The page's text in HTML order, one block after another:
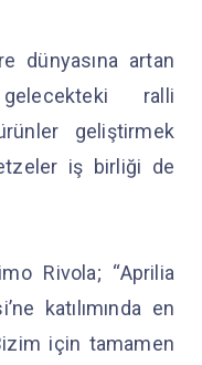
dünyasına artan
ralli
geliştirmek
iş birliği de
Rivola; “Aprilia
katılımında en
için tamamen